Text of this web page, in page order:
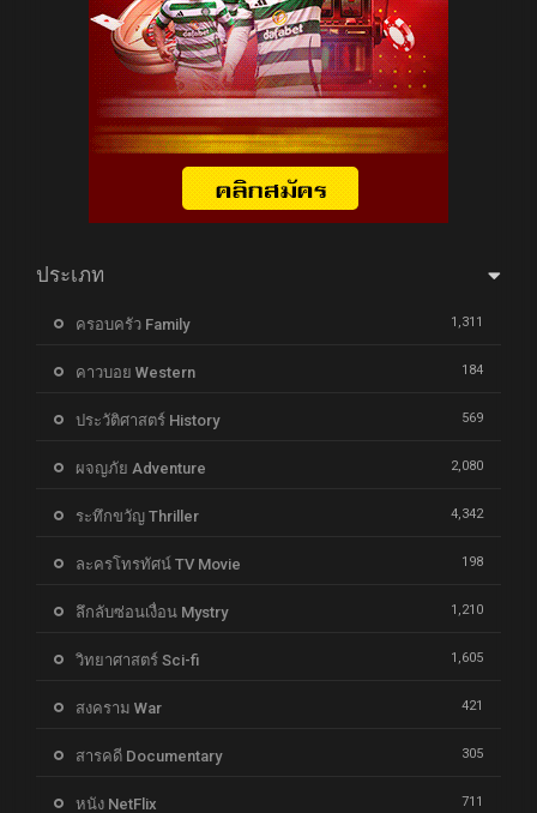
ประเภท
ครอบครัว Family 1,311
คาวบอย Western 184
ประวัติศาสตร์ History 569
ผจญภัย Adventure 2,080
ระทึกขวัญ Thriller 4,342
ละครโทรทัศน์ TV Movie 198
ลึกลับซ่อนเงื่อน Mystry 1,210
วิทยาศาสตร์ Sci-fi 1,605
สงคราม War 421
สารคดี Documentary 305
หนัง NetFlix 711